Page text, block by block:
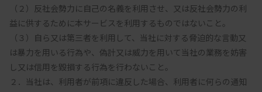
（２）反社会勢力に自己の名義を利用させ、又は反社会勢力の利
益に供するために本サービスを利用するものではないこと。
（３）自ら又は第三者を利用して、当社に対する脅迫的な言動又
は暴力を用いる行為や、偽計又は威力を用いて当社の業務を妨害
し又は信用を毀損する行為を行わないこと。
２．当社は、利用者が前項に違反した場合、利用者に何らの通知